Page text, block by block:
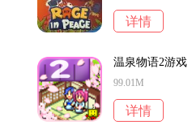
详情
温泉物语2游戏
99.01M
详情